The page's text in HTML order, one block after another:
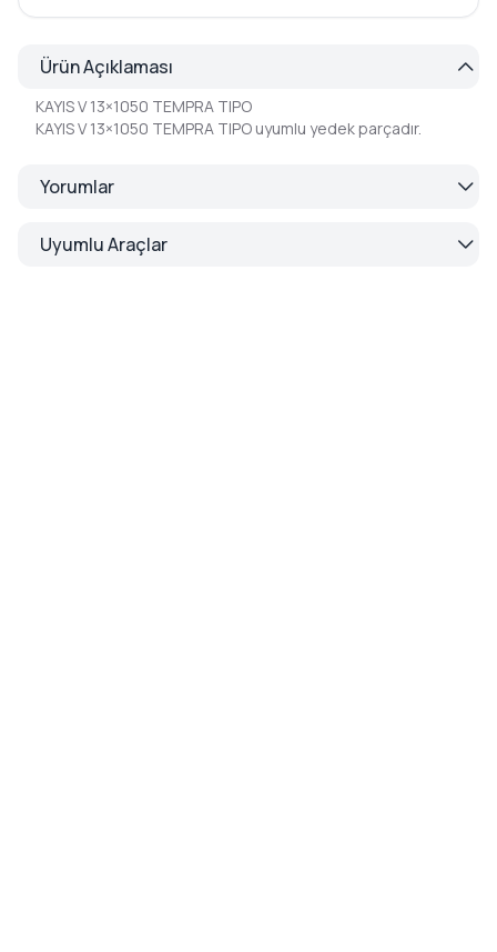
Ürün Açıklaması
KAYIS V 13×1050 TEMPRA TIPO
KAYIS V 13×1050 TEMPRA TIPO uyumlu yedek parçadır.
Yorumlar
Uyumlu Araçlar